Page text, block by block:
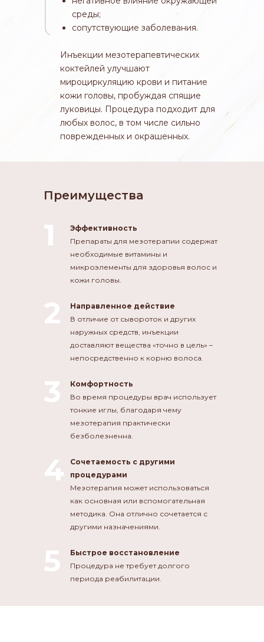
среды;
сопутствующие заболевания.
Инъекции мезотерапевтических
коктейлей улучшают
мироциркуляцию крови и питание
кожи головы, пробуждая спящие
луковицы. Процедура подходит для
любых волос, в том числе сильно
поврежденных и окрашенных.
Преимущества
Эффективность
Препараты для мезотерапии содержат
необходимые витамины и
микроэлементы для здоровья волос и
кожи головы.
Направленное действие
В отличие от сывороток и других
наружных средств, инъекции
доставляют вещества «точно в цель» –
непосредственно к корню волоса.
Комфортность
Во время процедуры врач использует
тонкие иглы, благодаря чему
мезотерапия практически
безболезненна.
Сочетаемость с другими
процедурами
Мезотерапия может использоваться
как основная или вспомогательная
методика. Она отлично сочетается с
другими назначениями.
Быстрое восстановление
Процедура не требует долгого
периода реабилитации.
1
2
3
4
5